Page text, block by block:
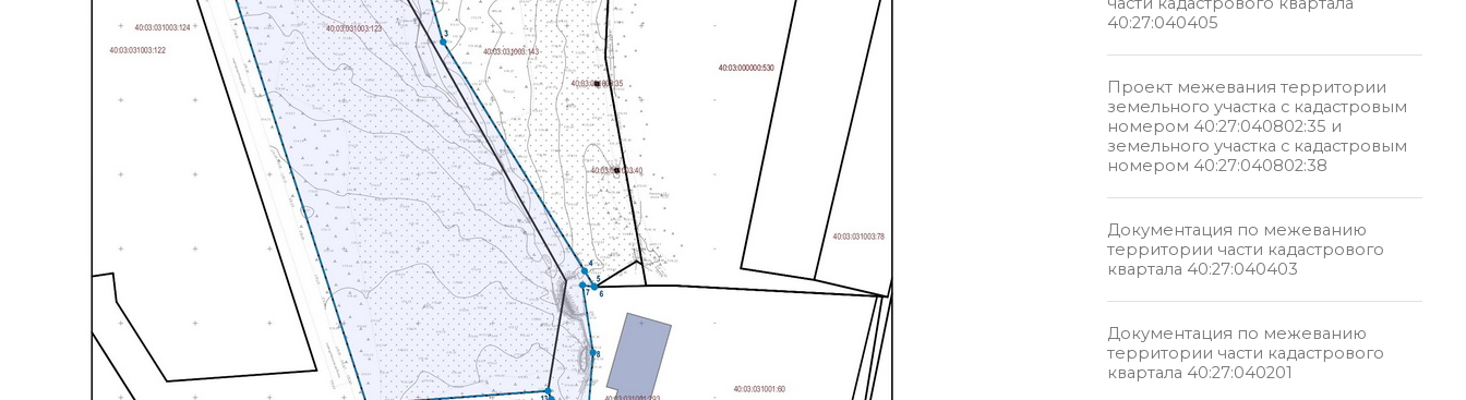
40:27:040405
Проект межевания территории
земельного участка с кадастровым
номером 40:27:040802:35 и
земельного участка с кадастровым
номером 40:27:040802:38
Документация по межеванию
территории части кадастрового
квартала 40:27:040403
Документация по межеванию
территории части кадастрового
квартала 40:27:040201